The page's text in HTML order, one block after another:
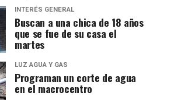
INTERÉS GENERAL
Buscan a una chica de 18 años
que se fue de su casa el
martes
LUZ AGUA Y GAS
Programan un corte de agua
en el macrocentro